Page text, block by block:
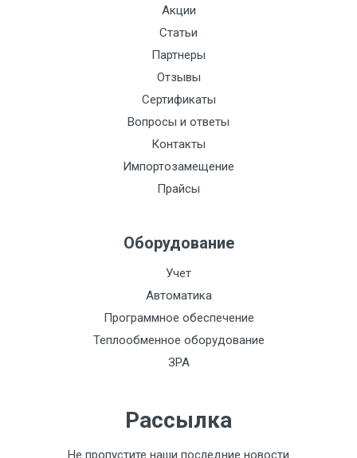
Акции
Статьи
Партнеры
Отзывы
Сертификаты
Вопросы и ответы
Контакты
Импортозамещение
Прайсы
Оборудование
Учет
Автоматика
Программное обеспечение
Теплообменное оборудование
ЗРА
Рассылка
Не пропустите наши последние новости